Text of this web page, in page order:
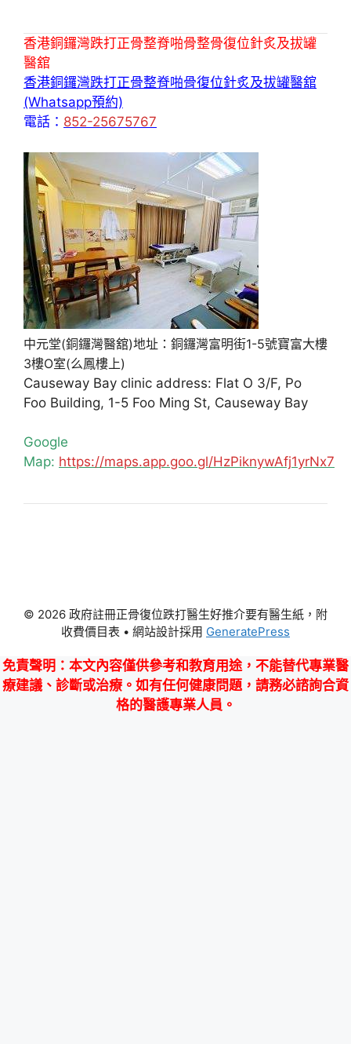
香港銅鑼灣跌打正骨整脊啪骨整骨復位針炙及拔罐
醫舘
香港銅鑼灣跌打正骨整脊啪骨復位針炙及拔罐醫舘
(Whatsapp預約)
電話： 852-25675767
中元堂(銅鑼灣醫舘)地址：銅鑼灣富明街1-5號寶富大樓
3樓O室(么鳳樓上)
Causeway Bay clinic address: Flat O 3/F, Po
Foo Building, 1-5 Foo Ming St, Causeway Bay
Google
Map: https://maps.app.goo.gl/HzPiknywAfj1yrNx7
© 2026 政府註冊正骨復位跌打醫生好推介要有醫生紙，附
收費價目表 • 網站設計採用 GeneratePress
免責聲明 ：本文內容僅供參考和教育用途，不能替代專業醫
療建議、診斷或治療。如有任何健康問題，請務必諮詢合資
格的醫護專業人員。